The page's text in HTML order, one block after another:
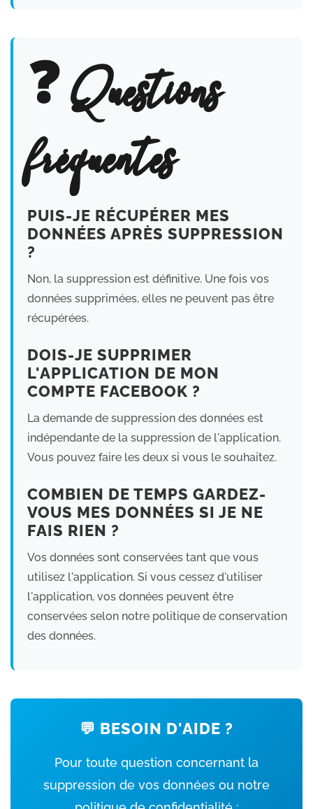
❓ Questions
fréquentes
PUIS-JE RÉCUPÉRER MES
DONNÉES APRÈS SUPPRESSION
?
Non, la suppression est définitive. Une fois vos
données supprimées, elles ne peuvent pas être
récupérées.
DOIS-JE SUPPRIMER
L'APPLICATION DE MON
COMPTE FACEBOOK ?
La demande de suppression des données est
indépendante de la suppression de l'application.
Vous pouvez faire les deux si vous le souhaitez.
COMBIEN DE TEMPS GARDEZ-
VOUS MES DONNÉES SI JE NE
FAIS RIEN ?
Vos données sont conservées tant que vous
utilisez l'application. Si vous cessez d'utiliser
l'application, vos données peuvent être
conservées selon notre politique de conservation
des données.
💬 BESOIN D'AIDE ?
Pour toute question concernant la
suppression de vos données ou notre